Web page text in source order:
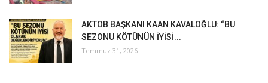
AKTOB BAŞKANI KAAN KAVALOĞLU: “BU
SEZONU KÖTÜNÜN İYİSİ...
Temmuz 31, 2026